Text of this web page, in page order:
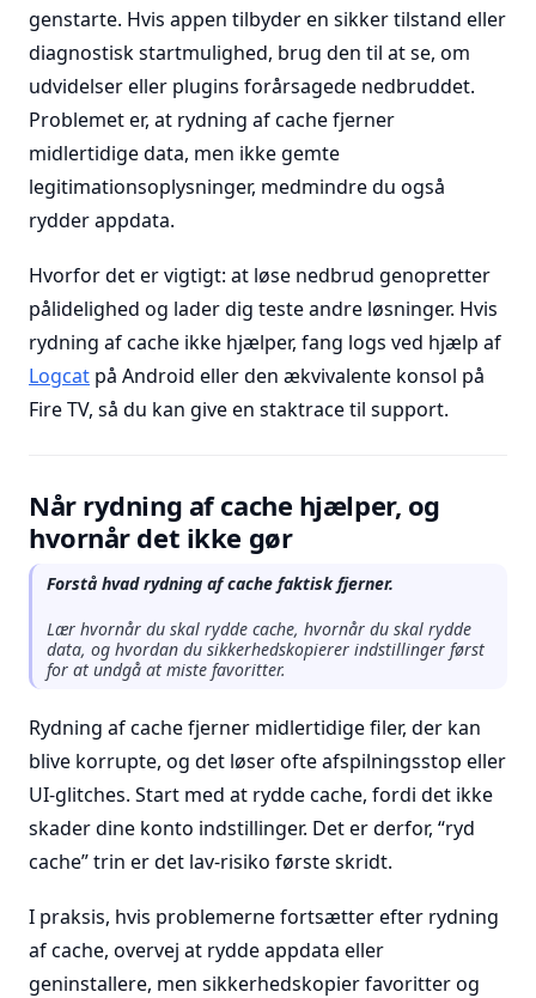
genstarte. Hvis appen tilbyder en sikker tilstand eller
diagnostisk startmulighed, brug den til at se, om
udvidelser eller plugins forårsagede nedbruddet.
Problemet er, at rydning af cache fjerner
midlertidige data, men ikke gemte
legitimationsoplysninger, medmindre du også
rydder appdata.
Hvorfor det er vigtigt: at løse nedbrud genopretter
pålidelighed og lader dig teste andre løsninger. Hvis
rydning af cache ikke hjælper, fang logs ved hjælp af
Logcat på Android eller den ækvivalente konsol på
Fire TV, så du kan give en staktrace til support.
Når rydning af cache hjælper, og
hvornår det ikke gør
Forstå hvad rydning af cache faktisk fjerner.
Lær hvornår du skal rydde cache, hvornår du skal rydde
data, og hvordan du sikkerhedskopierer indstillinger først
for at undgå at miste favoritter.
Rydning af cache fjerner midlertidige filer, der kan
blive korrupte, og det løser ofte afspilningsstop eller
UI-glitches. Start med at rydde cache, fordi det ikke
skader dine konto indstillinger. Det er derfor, “ryd
cache” trin er det lav-risiko første skridt.
I praksis, hvis problemerne fortsætter efter rydning
af cache, overvej at rydde appdata eller
geninstallere, men sikkerhedskopier favoritter og